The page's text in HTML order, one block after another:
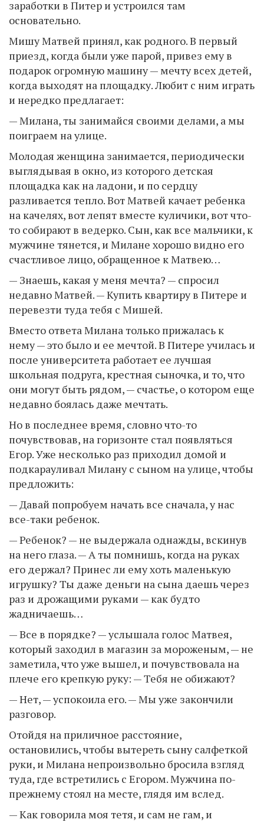
заработки в Питер и устроился там
основательно.
Мишу Матвей принял, как родного. В первый
приезд, когда были уже парой, привез ему в
подарок огромную машину — мечту всех детей,
когда выходят на площадку. Любит с ним играть
и нередко предлагает:
— Милана, ты занимайся своими делами, а мы
поиграем на улице.
Молодая женщина занимается, периодически
выглядывая в окно, из которого детская
площадка как на ладони, и по сердцу
разливается тепло. Вот Матвей качает ребенка
на качелях, вот лепят вместе куличики, вот что-
то собирают в ведерко. Сын, как все мальчики, к
мужчине тянется, и Милане хорошо видно его
счастливое лицо, обращенное к Матвею…
— Знаешь, какая у меня мечта? — спросил
недавно Матвей. — Купить квартиру в Питере и
перевезти туда тебя с Мишей.
Вместо ответа Милана только прижалась к
нему — это было и ее мечтой. В Питере училась и
после университета работает ее лучшая
школьная подруга, крестная сыночка, и то, что
они могут быть рядом, — счастье, о котором еще
недавно боялась даже мечтать.
Но в последнее время, словно что-то
почувствовав, на горизонте стал появляться
Егор. Уже несколько раз приходил домой и
подкарауливал Милану с сыном на улице, чтобы
предложить:
— Давай попробуем начать все сначала, у нас
все-таки ребенок.
— Ребенок? — не выдержала однажды, вскинув
на него глаза. — А ты помнишь, когда на руках
его держал? Принес ли ему хоть маленькую
игрушку? Ты даже деньги на сына даешь через
раз и дрожащими руками — как будто
жадничаешь…
— Все в порядке? — услышала голос Матвея,
который заходил в магазин за мороженым, — не
заметила, что уже вышел, и почувствовала на
плече его крепкую руку: — Тебя не обижают?
— Нет, — успокоила его. — Мы уже закончили
разговор.
Отойдя на приличное расстояние,
остановились, чтобы вытереть сыну салфеткой
руки, и Милана непроизвольно бросила взгляд
туда, где встретились с Егором. Мужчина по-
прежнему стоял на месте, глядя им вслед.
— Как говорила моя тетя, и сам не гам, и